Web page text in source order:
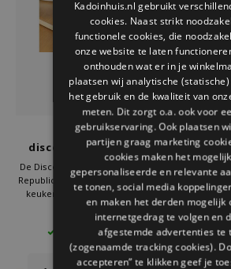
Welke Zwitscherbox past bij jou?
Zwitscherbox als cadeau
Verlichting
Wanddecoratie
Sieraden
Storytiles
Gift Republic
disco ball kookwekker
oplaadbaar
De Disco ball kookwekker van Gift
Republic brengt plezier terug in de
keuken. Zodra de timer afgaat,
begint de disco bal te bewegen op
het ritme van je favoriete muziek.
Of je nu eieren kookt of pasta laat
sudderen, deze wekker maakt elk
gerecht leuker.
€21,95
4 OP VOORRAAD
Kadoinhuis.nl gebruikt
cookies. Naast strikt
functionele cookies, die
onze website te laten
onthouden wat er in je
plaatsen wij analytische
het gebruik en de kwaliteit van
meten. Dit zorgt o.a. ook voor
gebruikservaring. Ook plaatsen
partijen graag marketing
cookies maken het
gepersonaliseerde en relevante
te tonen, social media
en maken het derden mogelijk
internetgedrag te volgen en
afgestemde advertenties te
(zogenaamde tracking cookies).
accepteren” te klikken geef je